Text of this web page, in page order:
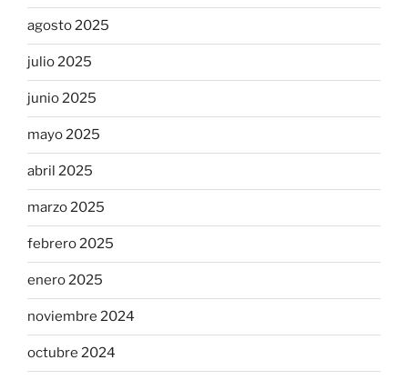
agosto 2025
julio 2025
junio 2025
mayo 2025
abril 2025
marzo 2025
febrero 2025
enero 2025
noviembre 2024
octubre 2024